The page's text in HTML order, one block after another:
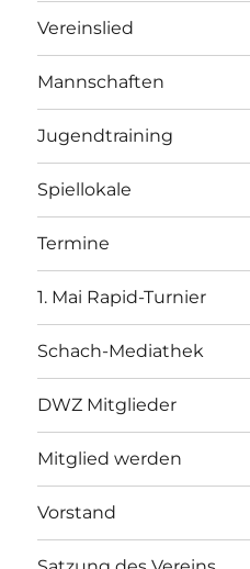
Vereinslied
Mannschaften
Jugendtraining
Spiellokale
Termine
1. Mai Rapid-Turnier
Schach-Mediathek
DWZ Mitglieder
Mitglied werden
Vorstand